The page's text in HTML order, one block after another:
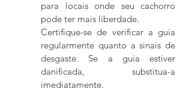
para locais onde seu cachorro
pode ter mais liberdade.
Certifique-se de verificar a guia
regularmente quanto a sinais de
desgaste. Se a guia estiver
danificada, substitua-a
imediatamente.